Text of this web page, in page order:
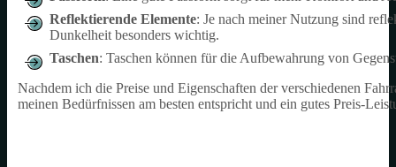
Reflektierende Elemente: Je nach meiner Nutzung sind
Dunkelheit besonders wichtig.
Taschen: Taschen können für die Aufbewahrung von
Nachdem ich die Preise und Eigenschaften der verschiedenen
meinen Bedürfnissen am besten entspricht und ein gutes Preis-